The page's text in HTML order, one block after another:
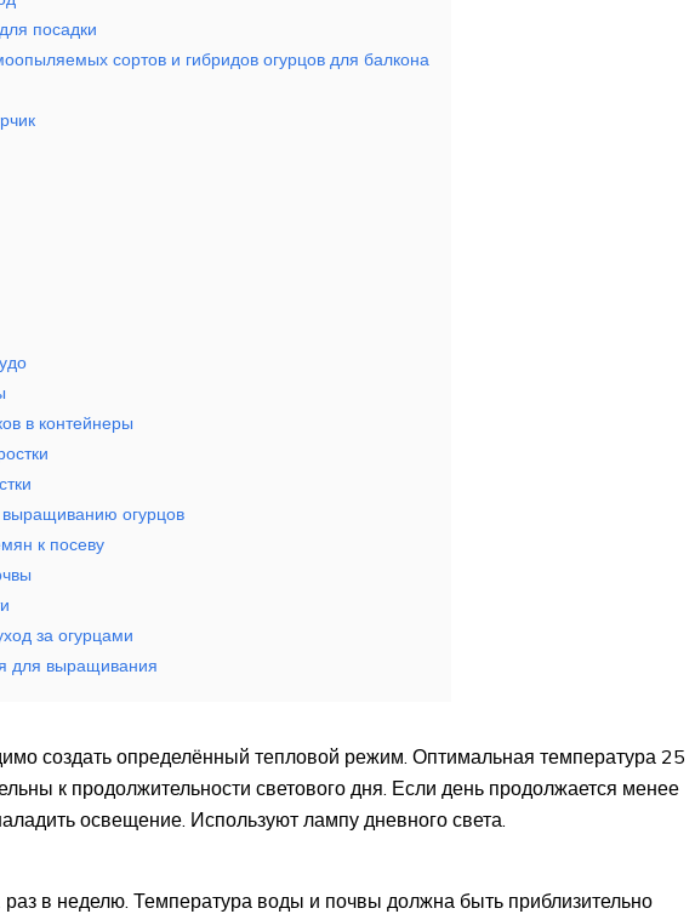
посадки
сортов и гибридов огурцов для балкона
в контейнеры
огурцов
к посеву
за огурцами
для выращивания
создать определённый тепловой режим. Оптимальная температура 25
к продолжительности светового дня. Если день продолжается менее
освещение. Используют лампу дневного света.
в неделю. Температура воды и почвы должна быть приблизительно